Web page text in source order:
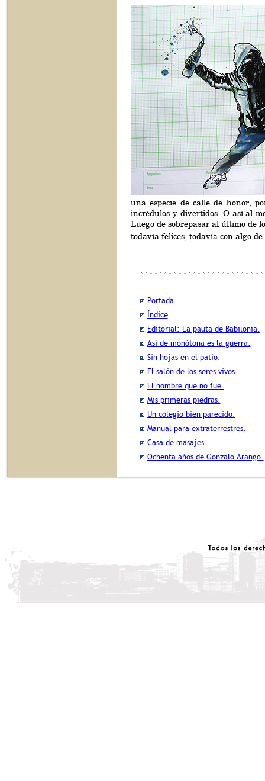
una especie de calle de honor,
incrédulos y divertidos. O así al
Luego de sobrepasar al último de
todavía felices, todavía con algo de
Portada
Índice
Editorial: La pauta de Babilonia.
Así de monótona es la guerra.
Sin hojas en el patio.
El salón de los seres vivos.
El nombre que no fue.
Mis primeras piedras.
Un colegio bien parecido.
Manual para extraterrestres.
Casa de masajes.
Ochenta años de Gonzalo Arango.